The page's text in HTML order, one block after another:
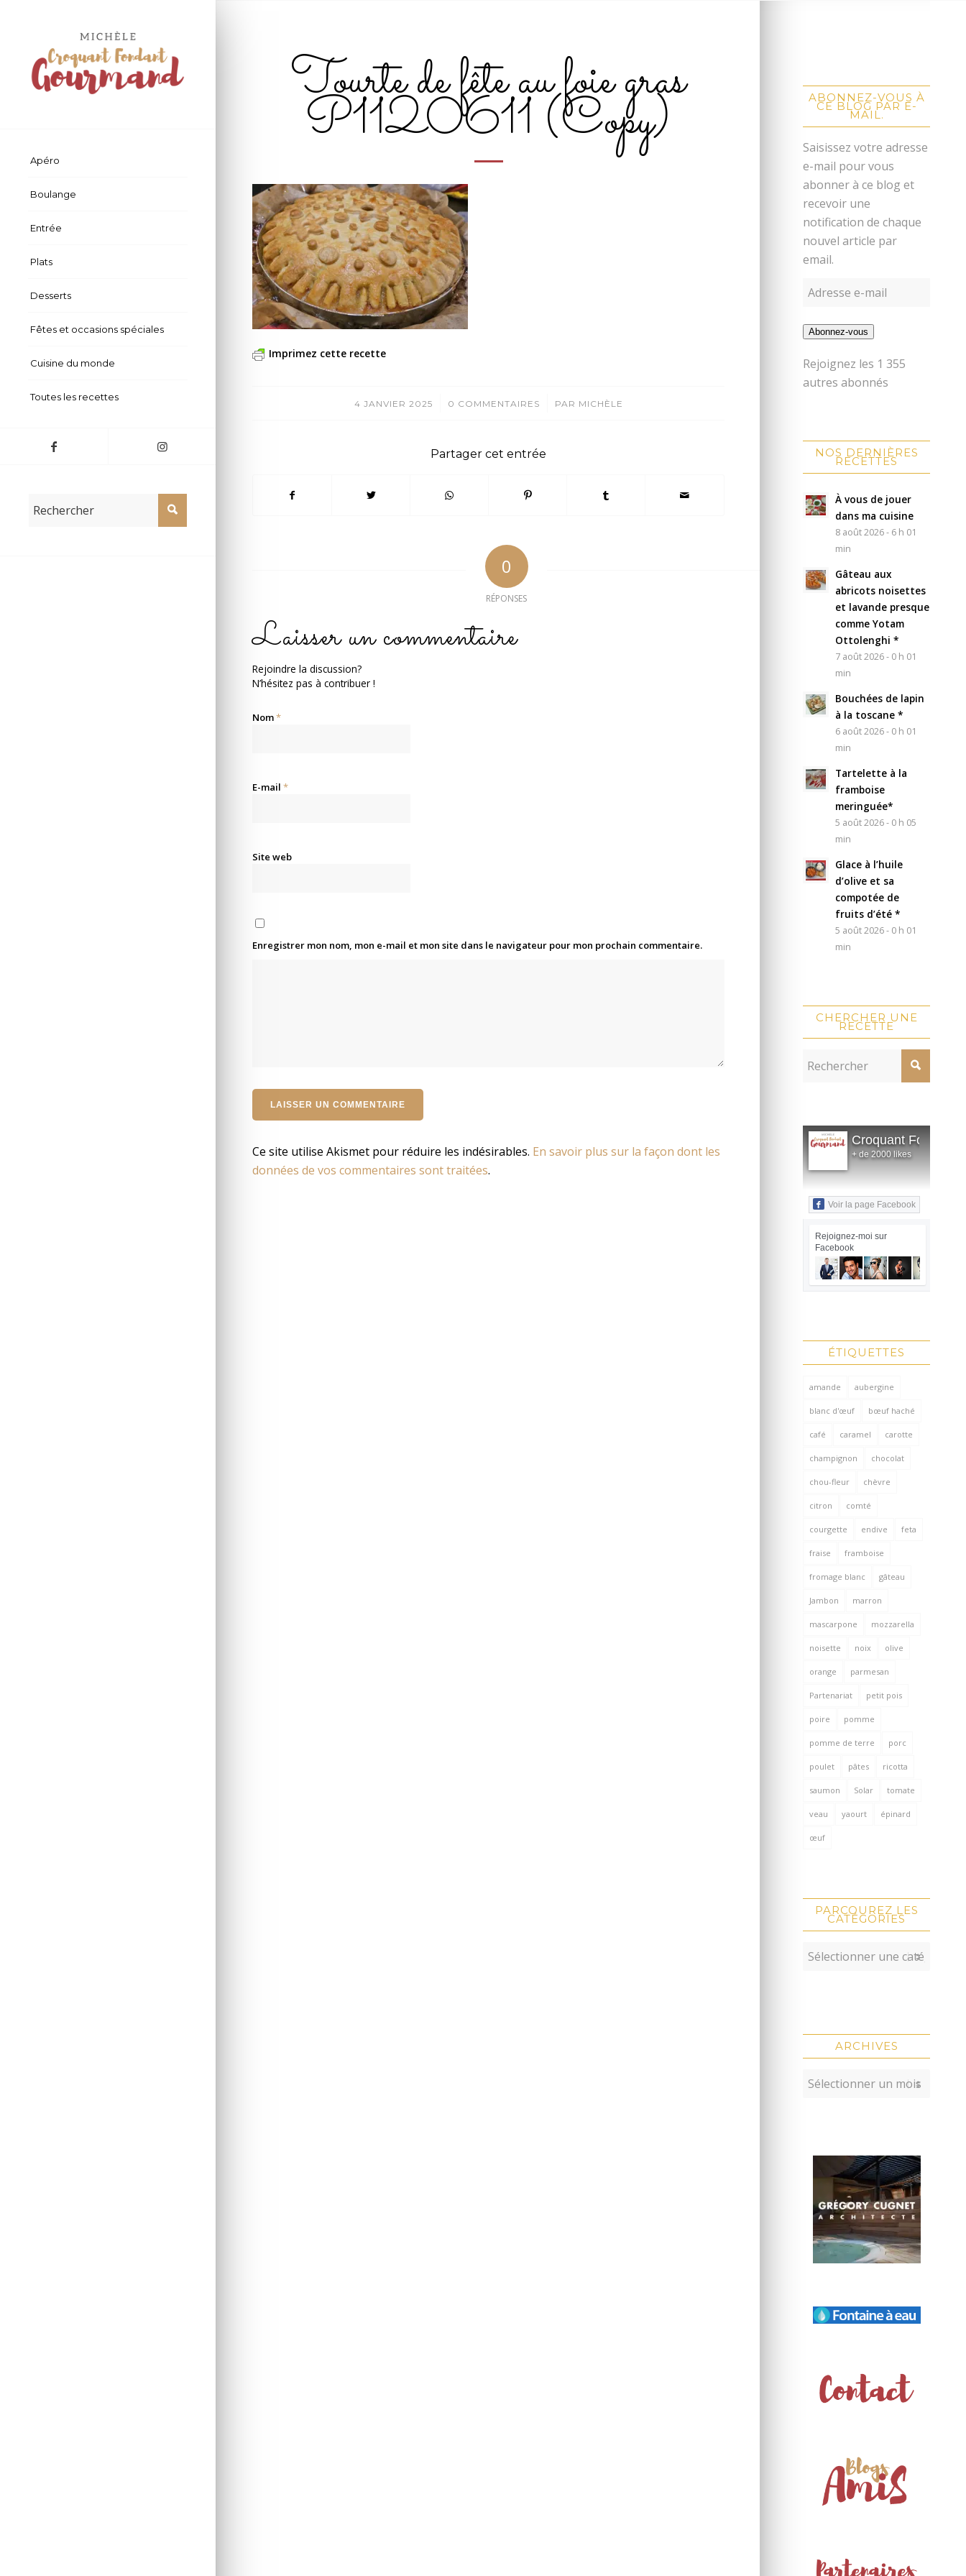
Apéro
Boulange
Entrée
Plats
Desserts
Fêtes et occasions spéciales
Cuisine du monde
Toutes les recettes
Tourte de fête au foie gras
P1120611 (Copy)
Imprimez cette recette
4 JANVIER 2025
/ 0 COMMENTAIRES
/ PAR MICHÈLE
Partager cet entrée
0
RÉPONSES
Laisser un commentaire
Rejoindre la discussion?
N’hésitez pas à contribuer !
Nom*
E-mail *
Site web
Enregistrer mon nom, mon e-mail et mon site dans le navigateur pour mon prochain commentaire.
Ce site utilise Akismet pour réduire les indésirables. En savoir plus sur la façon dont les
données de vos commentaires sont traitées.
ABONNEZ-VOUS À
CE BLOG PAR E-
MAIL.
Saisissez votre adresse
e-mail pour vous
abonner à ce blog et
recevoir une
notification de chaque
nouvel article par
email.
Abonnez-vous
Rejoignez les 1 355
autres abonnés
NOS DERNIÈRES
RECETTES
À vous de jouer
dans ma cuisine
8 août 2026 - 6 h 01
min
Gâteau aux
abricots noisettes
et lavande presque
comme Yotam
Ottolenghi *
7 août 2026 - 0 h 01
min
Bouchées de lapin
à la toscane *
6 août 2026 - 0 h 01
min
Tartelette à la
framboise
meringuée*
5 août 2026 - 0 h 05
min
Glace à l’huile
d’olive et sa
compotée de
fruits d’été *
5 août 2026 - 0 h 01
min
CHERCHER UNE
RECETTE
Croquant Fondant
+ de 2000 likes
Voir la page Facebook
Rejoignez-moi sur
Facebook
ÉTIQUETTES
amande aubergine
blanc d'œuf bœuf haché
café caramel carotte
champignon chocolat
chou-fleur chèvre
citron comté
courgette endive feta
fraise framboise
fromage blanc gâteau
Jambon marron
mascarpone mozzarella
noisette noix olive
orange parmesan
Partenariat petit pois
poire pomme
pomme de terre porc
poulet pâtes ricotta
saumon Solar tomate
veau yaourt épinard
œuf
PARCOUREZ LES
CATÉGORIES
ARCHIVES